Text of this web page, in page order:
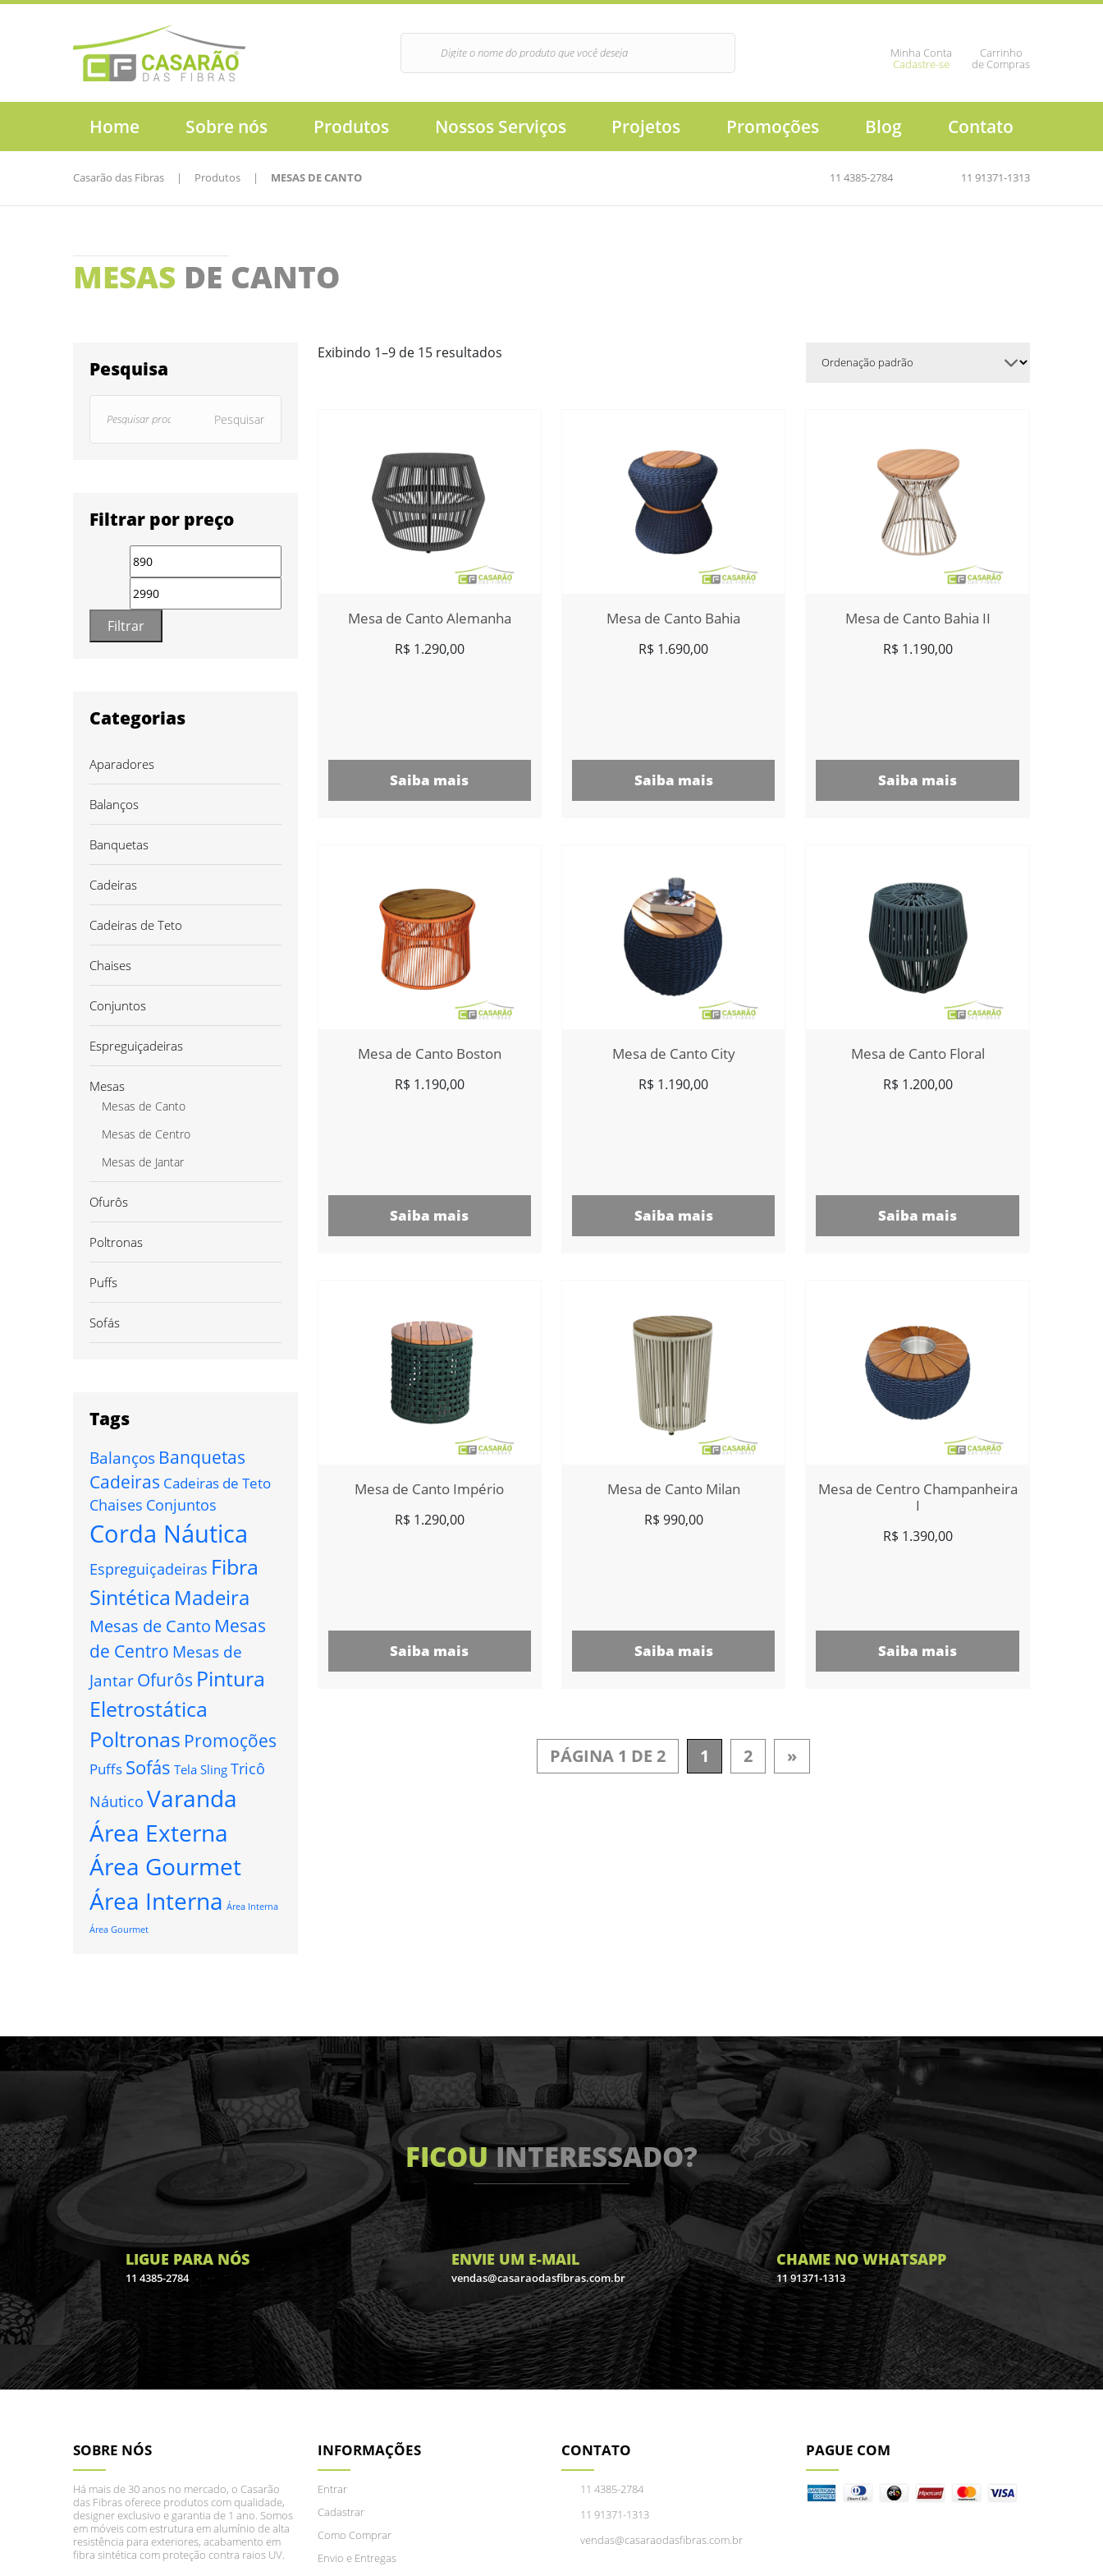
Minha Conta
Cadastre-se
Carrinho
de Compras
Home Sobre nós Produtos Nossos Serviços Projetos Promoções Blog Contato
Casarão das Fibras | Produtos | MESAS DE CANTO 11 4385-2784 11 91371-1313
MESAS DE CANTO
Pesquisa
Pesquisar
Filtrar por preço
Filtrar
Categorias
Aparadores
Balanços
Banquetas
Cadeiras
Cadeiras de Teto
Chaises
Conjuntos
Espreguiçadeiras
Mesas
Mesas de Canto
Mesas de Centro
Mesas de Jantar
Ofurôs
Poltronas
Puffs
Sofás
Tags
Balanços Banquetas
Cadeiras Cadeiras de Teto
Chaises Conjuntos
Corda Náutica
Espreguiçadeiras Fibra
Sintética Madeira
Mesas de Canto Mesas
de Centro Mesas de
JantarOfurôs Pintura
Eletrostática
Poltronas Promoções
Puffs Sofás Tela Sling Tricô
Náutico Varanda
Área Externa
Área Gourmet
Área Interna Área Interna
Área Gourmet
Exibindo 1–9 de 15 resultados
Mesa de Canto Alemanha
R$ 1.290,00
Saiba mais
Mesa de Canto Bahia
R$ 1.690,00
Saiba mais
Mesa de Canto Bahia II
R$ 1.190,00
Saiba mais
Mesa de Canto Boston
R$ 1.190,00
Saiba mais
Mesa de Canto City
R$ 1.190,00
Saiba mais
Mesa de Canto Floral
R$ 1.200,00
Saiba mais
Mesa de Canto Império
R$ 1.290,00
Saiba mais
Mesa de Canto Milan
R$ 990,00
Saiba mais
Mesa de Centro Champanheira
I
R$ 1.390,00
Saiba mais
PÁGINA 1 DE 2 1 2 »
FICOUINTERESSADO?
LIGUE PARA NÓS
11 4385-2784
ENVIE UM E-MAIL
vendas@casaraodasfibras.com.br
CHAME NO WHATSAPP
11 91371-1313
SOBRE NÓS
Há mais de 30 anos no mercado, o Casarão
das Fibras oferece produtos com qualidade,
designer exclusivo e garantia de 1 ano. Somos
em móveis com estrutura em alumínio de alta
resistência para exteriores, acabamento em
fibra sintética com proteção contra raios UV.
INFORMAÇÕES
Entrar
Cadastrar
Como Comprar
Envio e Entregas
CONTATO
11 4385-2784
11 91371-1313
vendas@casaraodasfibras.com.br
PAGUE COM